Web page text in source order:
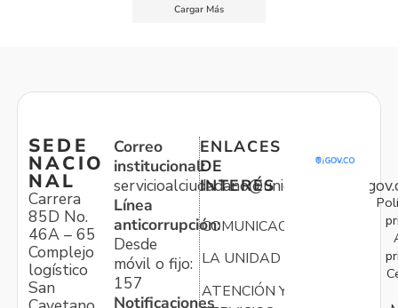
Cargar Más
SEDE
NACIO
NAL
Carrera
85D No.
46A – 65
Complejo
logístico
San
Correo
institucional:
Línea
anticorrupción:
Desde
móvil o fijo:
157
Notificaciones
ENLACES
DE
INTERÉS
COMUNICACIONES
LA UNIDAD
ATENCIÓN Y